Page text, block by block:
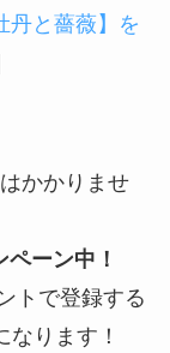
丹と薔薇】を
かかりませ
ーン中！
トで登録する
なります！